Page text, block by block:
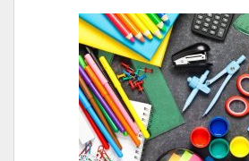
Santé et prévention
Culture et citoyenneté
DNB et Orientation